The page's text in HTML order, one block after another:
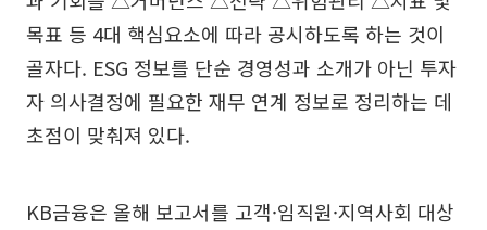
목표 등 4대 핵심요소에 따라 공시하도록 하는 것이
골자다. ESG 정보를 단순 경영성과 소개가 아닌 투자
자 의사결정에 필요한 재무 연계 정보로 정리하는 데
초점이 맞춰져 있다.
KB금융은 올해 보고서를 고객·임직원·지역사회 대상